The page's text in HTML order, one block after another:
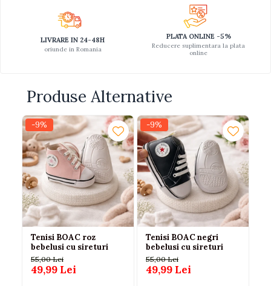
LIVRARE IN 24-48H
oriunde in Romania
PLATA ONLINE -5%
Reducere suplimentara la plata
online
Produse Alternative
-9%
Tenisi BOAC roz
bebelusi cu sireturi
55,00 Lei
49,99 Lei
-9%
Tenisi BOAC negri
bebelusi cu sireturi
55,00 Lei
49,99 Lei